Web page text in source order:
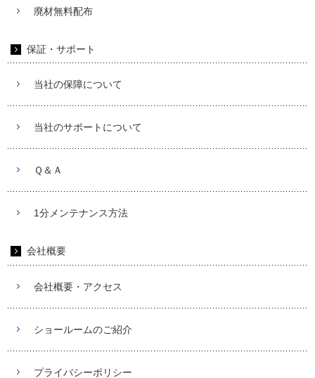
廃材無料配布
保証・サポート
当社の保障について
当社のサポートについて
Ｑ＆Ａ
1分メンテナンス方法
会社概要
会社概要・アクセス
ショールームのご紹介
プライバシーポリシー